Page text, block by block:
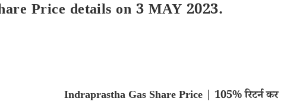
Price details on 3 MAY 2023.
Indraprastha Gas Share Price | 105% रिटर्न कर